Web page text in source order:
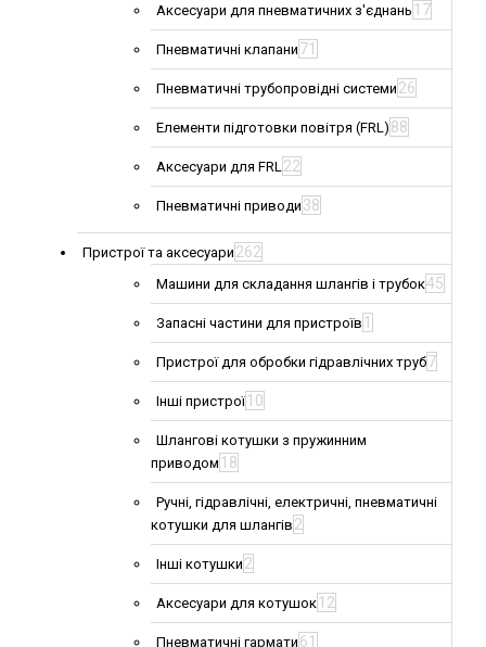
Аксесуари для пневматичних з'єднань 17
Пневматичні клапани 71
Пневматичні трубопровідні системи 26
Елементи підготовки повітря (FRL) 88
Аксесуари для FRL22
Пневматичні приводи 38
Пристрої та аксесуари 262
Машини для складання шлангів і трубок45
Запасні частини для пристроїв 1
Пристрої для обробки гідравлічних труб7
Інші пристрої 10
Шлангові котушки з пружинним
приводом 18
Ручні, гідравлічні, електричні, пневматичні
котушки для шлангів 2
Інші котушки 2
Аксесуари для котушок 12
Пневматичні гармати 61